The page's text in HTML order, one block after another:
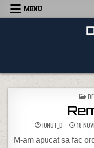
Skip to content
MENU
IONUT_D 18
M-am apucat sa fac